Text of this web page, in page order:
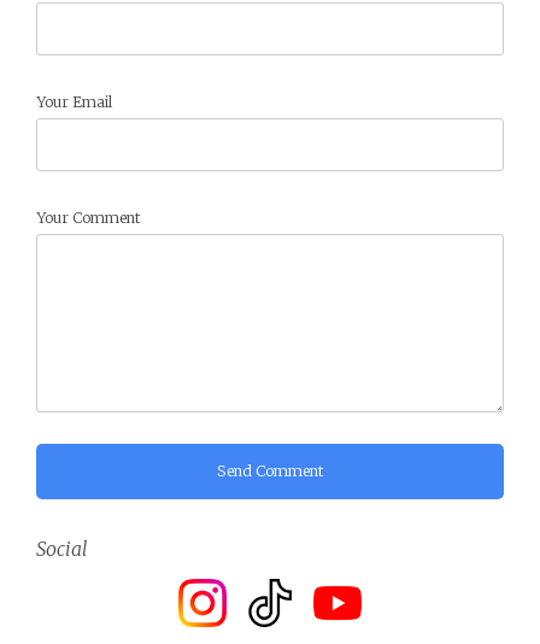
Your Email
Your Comment
Send Comment
Social